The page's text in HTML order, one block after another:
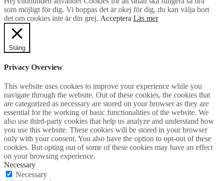
som möjligt för dig. Vi hoppas det är okej för dig, du kan välja bort
det om cookies inte är din grej. Acceptera Läs mer
Stäng
Privacy Overview
This website uses cookies to improve your experience while you
navigate through the website. Out of these cookies, the cookies that
are categorized as necessary are stored on your browser as they are
essential for the working of basic functionalities of the website. We
also use third-party cookies that help us analyze and understand how
you use this website. These cookies will be stored in your browser
only with your consent. You also have the option to opt-out of these
cookies. But opting out of some of these cookies may have an effect
on your browsing experience.
Necessary
Necessary